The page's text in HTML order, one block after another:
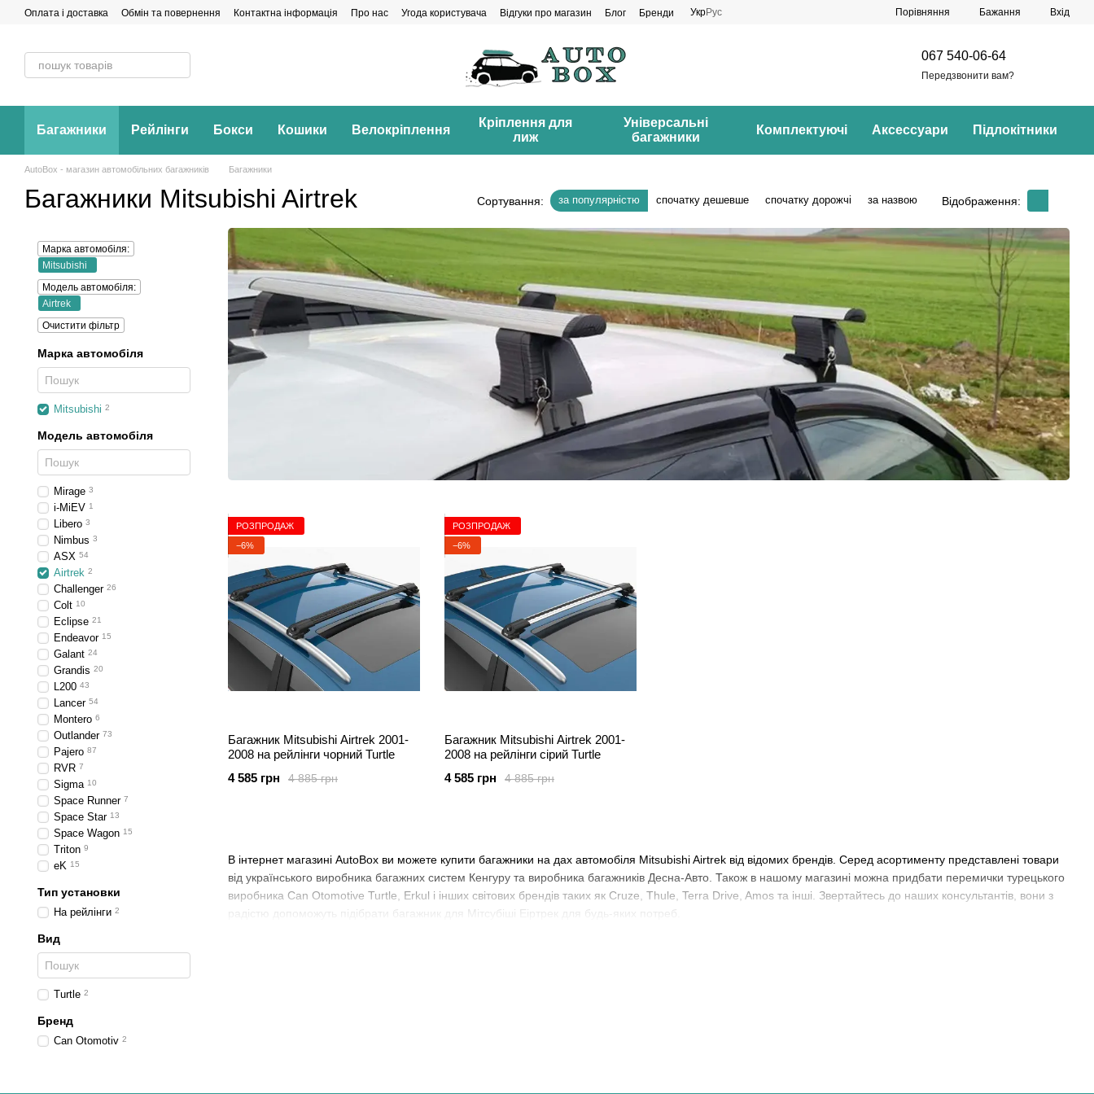
Перейти до основного контенту
Оплата і доставка Обмін та повернення Контактна інформація Про нас Угода користувача Відгуки про магазин Блог Бренди УкрРус Порівняння Бажання Вхід
067 540-06-64
Передзвонити вам?
Багажники Рейлінги Бокси Кошики Велокріплення
Кріплення для
лиж
Універсальні
багажники
Комплектуючі Аксессуари Підлокітники
AutoBox - магазин автомобільних багажників Багажники
Багажники Mitsubishi Airtrek Сортування: за популярністю спочатку дешевше спочатку дорожчі за назвою Відображення:
В інтернет магазині AutoBox ви можете купити багажники на дах автомобіля Mitsubishi Airtrek від відомих брендів. Серед асортименту представлені товари
від українського виробника багажних систем Кенгуру та виробника багажників Десна-Авто. Також в нашому магазині можна придбати перемички турецького
виробника Can Otomotive Turtle, Erkul і інших світових брендів таких як Cruze, Thule, Terra Drive, Amos та інші. Звертайтесь до наших консультантів, вони з
радістю допоможуть підібрати багажник для Мітсубіші Еіртрек для будь-яких потреб.
РОЗПРОДАЖ
−6%
Багажник Mitsubishi Airtrek 2001-
2008 на рейлінги чорний Turtle
4 885 грн
4 585 грн
РОЗПРОДАЖ
−6%
Багажник Mitsubishi Airtrek 2001-
2008 на рейлінги cірий Turtle
4 885 грн
4 585 грн
Марка автомобіля:
Mitsubishi
Модель автомобіля:
Airtrek
Очистити фільтр
Марка автомобіля
Mitsubishi 2
Модель автомобіля
Mirage 3
i-MiEV 1
Libero 3
Nimbus 3
ASX 54
Airtrek 2
Challenger 26
Colt 10
Eclipse 21
Endeavor 15
Galant 24
Grandis 20
L200 43
Lancer 54
Montero 6
Outlander 73
Pajero 87
RVR 7
Sigma 10
Space Runner 7
Space Star 13
Space Wagon 15
Triton 9
eK 15
Тип установки
На рейлінги 2
Вид
Turtle 2
Бренд
Can Otomotiv 2